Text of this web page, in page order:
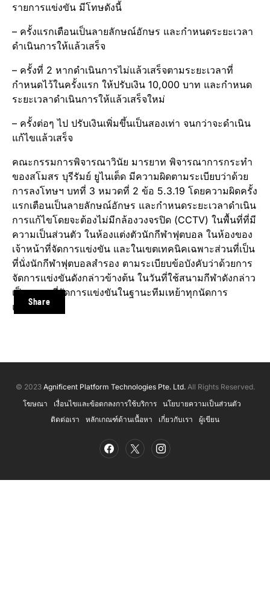
Share
รายการแข่งขัน มีโทษดังนี้
– ครั้งแรกเตือนเป็นลายลักษณ์อักษร และกำหนดระยะเวลา
ดำเนินการให้แล้วเสร็จ
– ครั้งที่ 2 หากดำเนินการไม่แล้วเสร็จตามระยะเวลาที่
กำหนดไว้ในครั้งแรก ให้ปรับเงิน 10,000 บาท และกำหนด
ระยะเวลาดำเนินการให้แล้วเสร็จใหม่
– ครั้งต่อๆ ไป ปรับเงินเพิ่มขึ้นเป็นสองเท่า จนกว่าจะดำเนิน
แก้ไขแล้วเสร็จ
คณะกรรมการพิจารณาวินัย มารยาท พิจารณาการกระทำ
ของสโมสร บุรีรัมย์ ยูไนเต็ด มีความผิดตามระเบียบว่าด้วย
การลงโทษฯ บทที่ 3 หมวดที่ 2 ข้อ 5.3.19 โดยความผิดครั้ง
แรกเตือนเป็นลายลักษณ์อักษร และกำหนดระยะเวลาดำเนิน
การแก้ไขโดยจะต้องไม่มีกล้องวงจรปิด (CCTV) ในพื้นที่ที่มี
ความเป็นส่วนตัว ในห้องแต่งตัวนักกีฬาฟุตบอล ในห้องของ
เจ้าหน้าที่จัดการแข่งขัน และในเขตเทคนิคเฉพาะส่วนที่เป็น
ที่นั่งนักกีฬาฟุตบอลสำรอง ตามระเบียบข้อบังคับว่าด้วยการ
จัดการแข่งขันดังกล่าวข้างต้น ในวันที่ใช้สนามกีฬาดังกล่าว
เป็นสถานที่จัดการแข่งขันในฐานะทีมเหย้าทุกนัดการ
แข่งขัน
© 2023 Agnificent Platform Technologies Pte. Ltd. All Rights Reserved.
โฆษณา เงื่อนไขและข้อตกลงการใช้บริการ
นโยบายความเป็นส่วนตัว
ติดต่อเรา
หลักเกณฑ์ด้านเนื้อหา เกี่ยวกับเรา ผู้เขียน